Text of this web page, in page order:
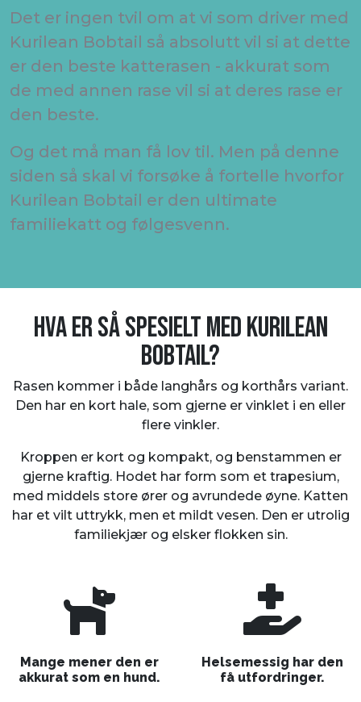
Det er ingen tvil om at vi som driver med
Kurilean Bobtail så absolutt vil si at dette
er den beste katterasen - akkurat som
de med annen rase vil si at deres rase er
den beste.
Og det må man få lov til. Men på denne
siden så skal vi forsøke å fortelle hvorfor
Kurilean Bobtail er den ultimate
familiekatt og følgesvenn.
HVA ER SÅ SPESIELT MED KURILEAN
BOBTAIL?
Rasen kommer i både langhårs og korthårs variant.
Den har en kort hale, som gjerne er vinklet i en eller
flere vinkler.
Kroppen er kort og kompakt, og benstammen er
gjerne kraftig. Hodet har form som et trapesium,
med middels store ører og avrundede øyne. Katten
har et vilt uttrykk, men et mildt vesen. Den er utrolig
familiekjær og elsker flokken sin.
Mange mener den er
akkurat som en hund.
Helsemessig har den
få utfordringer.